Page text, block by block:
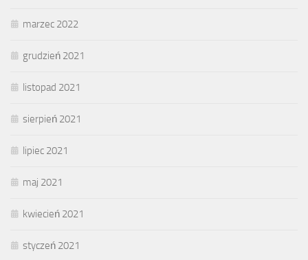
marzec 2022
grudzień 2021
listopad 2021
sierpień 2021
lipiec 2021
maj 2021
kwiecień 2021
styczeń 2021